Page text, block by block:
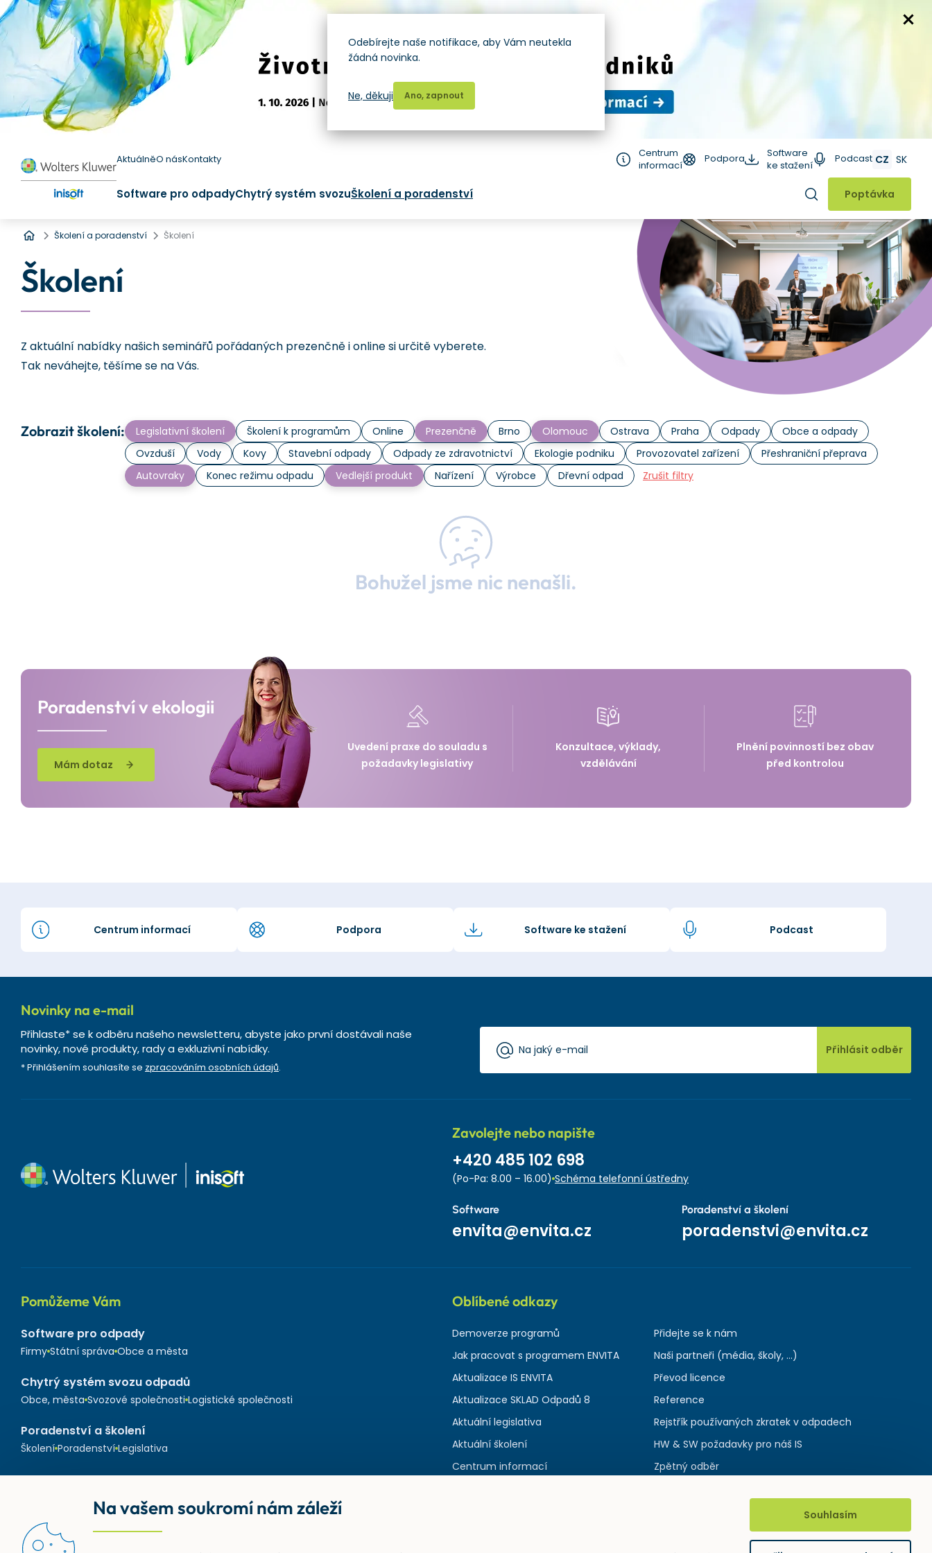
AktuálněO násKontakty
Centrum
informací
Podpora
Software
ke stažení
Podcast CZ SK
Software pro odpadyChytrý systém svozuŠkolení a poradenství Hledat
Poptávka
Úvod
Školení a poradenství Školení
Školení
Z aktuální nabídky našich seminářů pořádaných prezenčně i online si určitě vyberete.
Tak neváhejte, těšíme se na Vás.
Zobrazit školení: Legislativní školení Školení k programům Online Prezenčně Brno Olomouc Ostrava Praha Odpady
Obce a odpady
Ovzduší
Vody Kovy Stavební odpady Odpady ze zdravotnictví Ekologie podniku Provozovatel zařízení
Přeshraniční přeprava
Autovraky
Konec režimu odpadu Vedlejší produkt Nařízení Výrobce Dřevní odpad Zrušit filtry
Bohužel jsme nic nenašli.
Poradenství v ekologii
Mám dotaz
Uvedení praxe do souladu s
požadavky legislativy
Konzultace, výklady,
vzdělávání
Plnění povinností bez obav
před kontrolou
Centrum informací Podpora Software ke stažení Podcast
Novinky na e-mail
Přihlaste* se k odběru našeho newsletteru, abyste jako první dostávali naše
novinky, nové produkty, rady a exkluzivní nabídky.
* Přihlášením souhlasíte se zpracováním osobních údajů.
Přihlásit odběr
Zavolejte nebo napište
+420 485 102 698
(Po-Pa: 8.00 – 16.00) Schéma telefonní ústředny
Software
envita@envita.cz
Poradenství a školení
poradenstvi@envita.cz
Pomůžeme Vám
Software pro odpady
Firmy Státní správa Obce a města
Chytrý systém svozu odpadů
Obce, města Svozové společnosti Logistické společnosti
Poradenství a školení
Školení Poradenství Legislativa
Oblíbené odkazy
Demoverze programů
Jak pracovat s programem ENVITA
Aktualizace IS ENVITA
Aktualizace SKLAD Odpadů 8
Aktuální legislativa
Aktuální školení
Centrum informací
Přidejte se k nám
Naši partneři (média, školy, ...)
Převod licence
Reference
Rejstřík používaných zkratek v odpadech
HW & SW požadavky pro náš IS
Zpětný odběr
Odebírejte naše notifikace, aby Vám neutekla
žádná novinka.
Ano, zapnout
Ne, děkuji
Na vašem soukromí nám záleží Souhlasím